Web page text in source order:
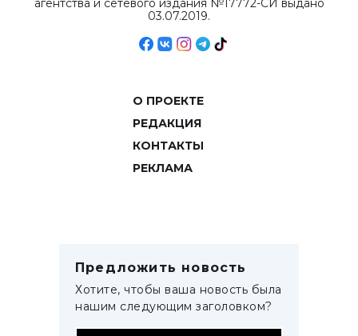
агентства и сетевого издания №17772-СИ выдано
03.07.2019.
О ПРОЕКТЕ
РЕДАКЦИЯ
КОНТАКТЫ
РЕКЛАМА
Предложить новость
Хотите, чтобы ваша новость была
нашим следующим заголовком?